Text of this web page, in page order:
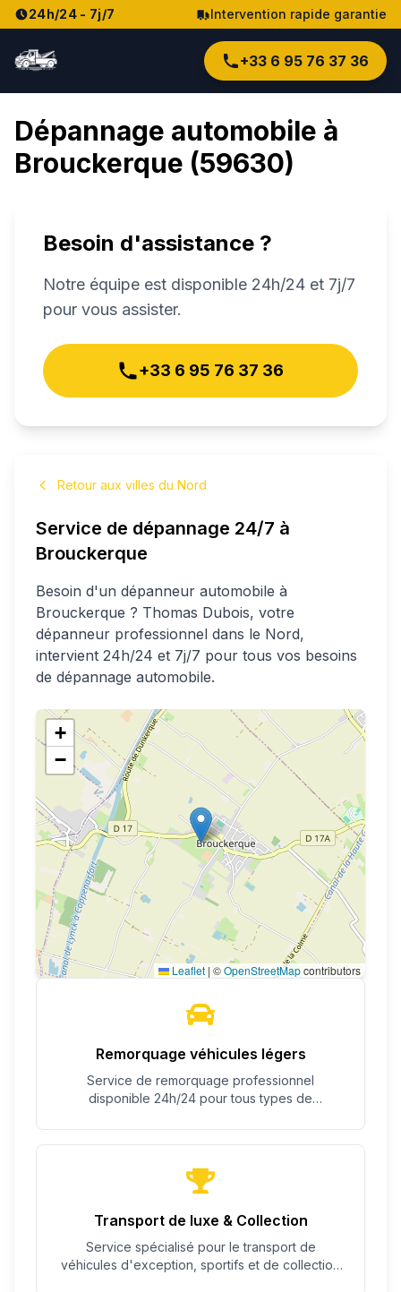
24h/24 - 7j/7 Intervention rapide garantie
+33 6 95 76 37 36
Dépannage automobile à
Brouckerque (59630)
Besoin d'assistance ?
Notre équipe est disponible 24h/24 et 7j/7
pour vous assister.
+33 6 95 76 37 36
Retour aux villes du Nord
Service de dépannage 24/7 à
Brouckerque
Besoin d'un dépanneur automobile à
Brouckerque ? Thomas Dubois, votre
dépanneur professionnel dans le Nord,
intervient 24h/24 et 7j/7 pour tous vos besoins
de dépannage automobile.
+
−
Leaflet | ©OpenStreetMapcontributors
Remorquage véhicules légers
Service de remorquage professionnel
disponible 24h/24 pour tous types de
Transport de luxe & Collection
Service spécialisé pour le transport de
véhicules d'exception, sportifs et de collection